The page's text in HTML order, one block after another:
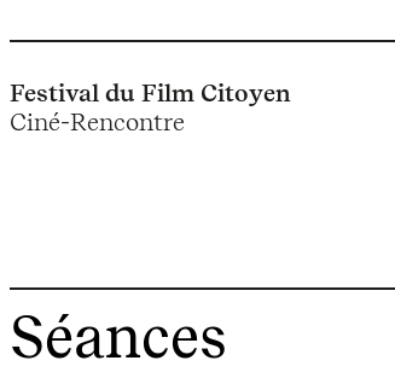
Festival du Film Citoyen
Ciné-Rencontre
Séances